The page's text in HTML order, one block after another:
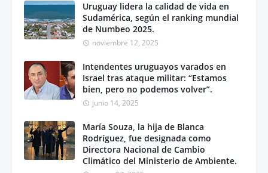
Uruguay lidera la calidad de vida en
Sudamérica, según el ranking mundial
de Numbeo 2025.
noviembre 12, 2025
Intendentes uruguayos varados en
Israel tras ataque militar: “Estamos
bien, pero no podemos volver”.
junio 14, 2025
María Souza, la hija de Blanca
Rodríguez, fue designada como
Directora Nacional de Cambio
Climático del Ministerio de Ambiente.